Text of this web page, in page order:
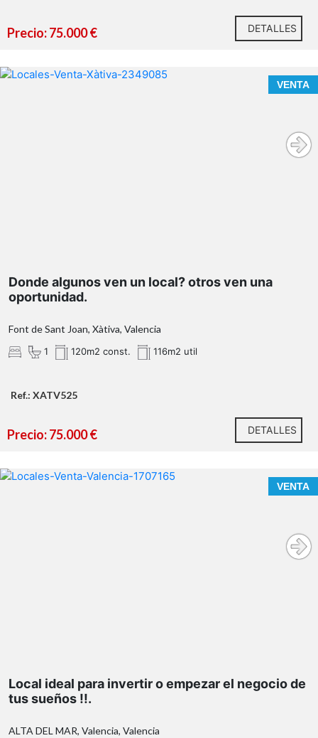
Precio: 75.000 € DETALLES
VENTA
Donde algunos ven un local? otros ven una
oportunidad.
Font de Sant Joan, Xàtiva, Valencia
1 120m2 const. 116m2 util
Ref.: XATV525
Precio: 75.000 € DETALLES
VENTA
Local ideal para invertir o empezar el negocio de
tus sueños !!.
ALTA DEL MAR, Valencia, Valencia